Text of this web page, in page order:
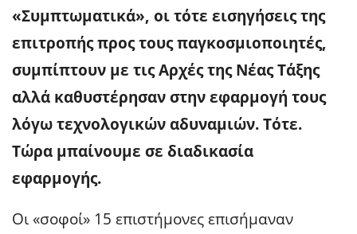
«Συμπτωματικά», οι τότε εισηγήσεις της
επιτροπής προς τους παγκοσμιοποιητές,
συμπίπτουν με τις Αρχές της Νέας Τάξης
αλλά καθυστέρησαν στην εφαρμογή τους
λόγω τεχνολογικών αδυναμιών. Τότε.
Τώρα μπαίνουμε σε διαδικασία
εφαρμογής.
Οι «σοφοί» 15 επιστήμονες επισήμαναν